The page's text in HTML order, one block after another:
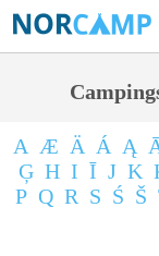
A Æ Ä Á Ą
Ģ H I Ī J K
P Q R S Ś Š